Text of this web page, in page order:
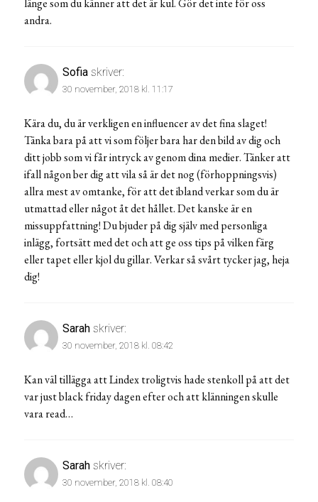
länge som du känner att det är kul. Gör det inte för oss
andra.
Sofia skriver:
30 november, 2018 kl. 11:17
Kära du, du är verkligen en influencer av det fina slaget!
Tänka bara på att vi som följer bara har den bild av dig och
ditt jobb som vi får intryck av genom dina medier. Tänker att
ifall någon ber dig att vila så är det nog (förhoppningsvis)
allra mest av omtanke, för att det ibland verkar som du är
utmattad eller något åt det hållet. Det kanske är en
missuppfattning! Du bjuder på dig själv med personliga
inlägg, fortsätt med det och att ge oss tips på vilken färg
eller tapet eller kjol du gillar. Verkar så svårt tycker jag, heja
dig!
Sarah skriver:
30 november, 2018 kl. 08:42
Kan väl tillägga att Lindex troligtvis hade stenkoll på att det
var just black friday dagen efter och att klänningen skulle
vara read…
Sarah skriver:
30 november, 2018 kl. 08:40